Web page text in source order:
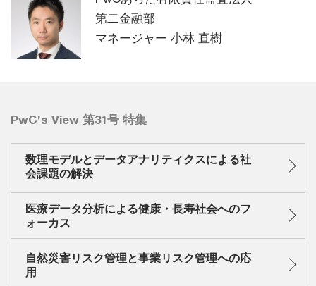
第二金融部
マネージャー 小林 直樹
PwC’s View 第31号 特集
数理モデルとデータアナリティクスによる社
会課題の解決
医療データ分析による健康・長寿社会へのフ
ォーカス
自然災害リスク管理と事業リスク管理への応
用